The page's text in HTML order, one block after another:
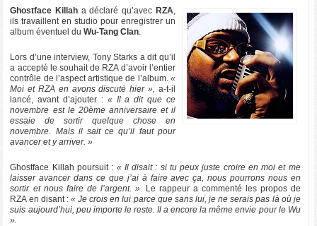
Ghostface Killah a déclaré qu’avec RZA,
ils travaillent en studio pour enregistrer un
album éventuel du Wu-Tang Clan.
Lors d’une interview, Tony Starks a dit qu’il
a accepté le souhait de RZA d’avoir l’entier
contrôle de l’aspect artistique de l’album.«
Moi et RZA en avons discuté hier », a-t-il
lancé, avant d’ajouter : « Il a dit que ce
novembre est le 20ème anniversaire et il
essaie de sortir quelque chose en
novembre. Mais il sait ce qu’il faut pour
avancer et y arriver. »
Ghostface Killah poursuit : « Il disait : si tu peux juste croire en moi et me
laisser avancer dans ce que j’ai à faire avec ça, nous pourrons nous en
sortir et nous faire de l’argent. ». Le rappeur a commenté les propos de
RZA en disant : « Je crois en lui parce que sans lui, je ne serais pas là où je
suis aujourd’hui, peu importe le reste. Il a encore la même envie pour le Wu
».